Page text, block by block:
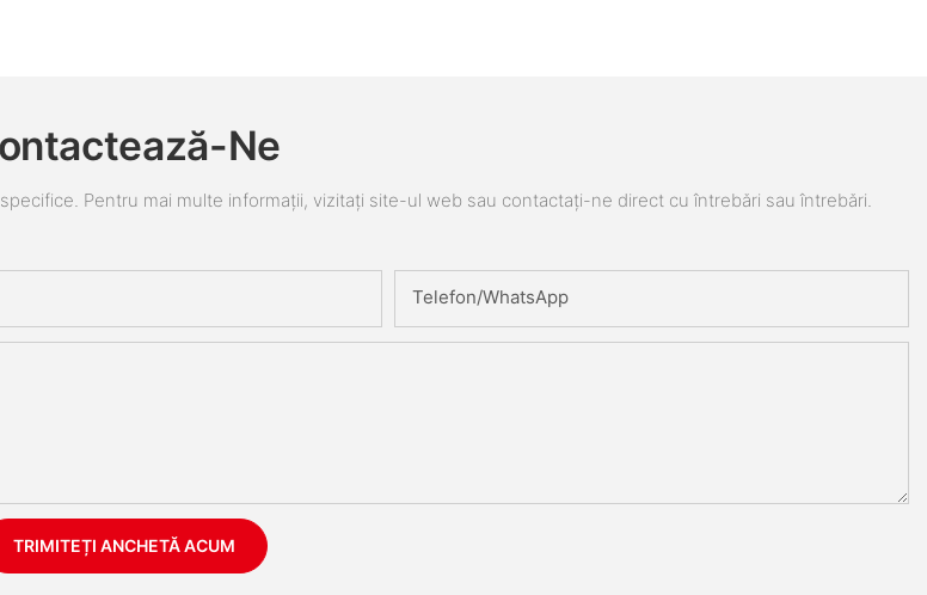
Ne
Pentru mai multe informații, vizitați site-ul web sau contactați-ne direct cu întrebări sau întrebări.
Telefon/WhatsApp
TRIMITEȚI ANCHETĂ ACUM